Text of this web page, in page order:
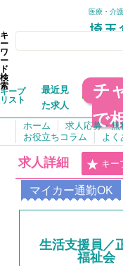
医療・介
キ
ー
ワ
ー
ド
検
索
キープ
リスト
最近見
た求人
チ
で
ホーム 求人応募・無
お役立ちコラム
よく
求人詳細 キー
マイカー通勤OK
生活支援員／
福祉会